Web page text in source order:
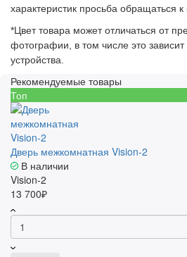
характеристик просьба обращаться
*Цвет товара может отличаться от
фотографии, в том числе это
устройства.
Рекомендуемые товары
Топ
Дверь межкомнатная Vision-2
В наличии
Vision-2
13 700₽